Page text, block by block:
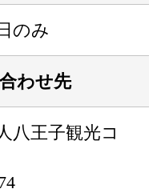
のみ
わせ先
八王子観光コ